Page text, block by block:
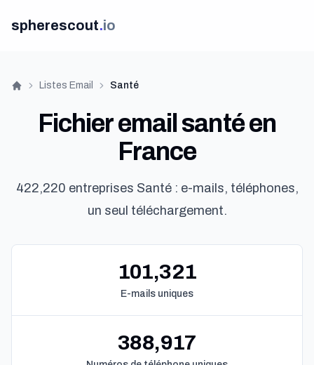
spherescout.io
Accueil
Listes Email Santé
Fichier email santé en
France
422,220 entreprises Santé : e-mails, téléphones,
un seul téléchargement.
101,321
E-mails uniques
388,917